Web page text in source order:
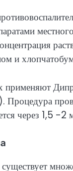
и
Процедура
через 1,5 -2